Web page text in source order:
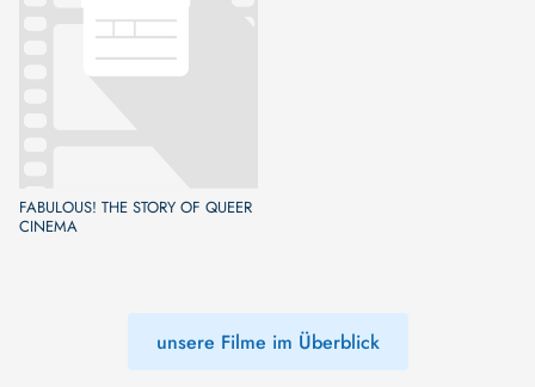
FABULOUS! THE STORY OF QUEER
CINEMA
unsere Filme im Überblick